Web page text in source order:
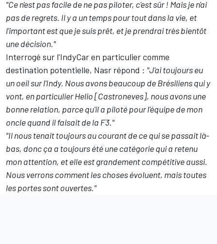
"Ce n'est pas facile de ne pas piloter, c'est sûr ! Mais je n'ai
pas de regrets. Il y a un temps pour tout dans la vie, et
l'important est que je suis prêt, et je prendrai très bientôt
une décision."
Interrogé sur l'IndyCar en particulier comme
destination potentielle, Nasr répond : "J'ai toujours eu
un oeil sur l'Indy. Nous avons beaucoup de Brésiliens qui y
vont, en particulier Helio [Castroneves], nous avons une
bonne relation, parce qu'il a piloté pour l'équipe de mon
oncle quand il faisait de la F3."
"Il nous tenait toujours au courant de ce qui se passait là-
bas, donc ça a toujours été une catégorie qui a retenu
mon attention, et elle est grandement compétitive aussi.
Nous verrons comment les choses évoluent, mais toutes
les portes sont ouvertes."